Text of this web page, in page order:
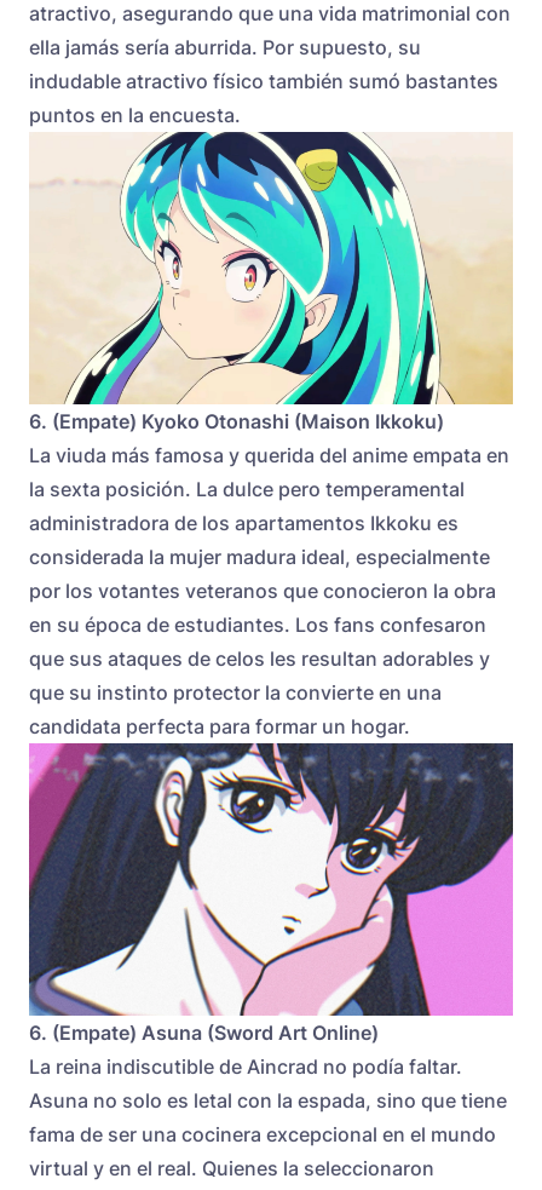
atractivo, asegurando que una vida matrimonial con
ella jamás sería aburrida. Por supuesto, su
indudable atractivo físico también sumó bastantes
puntos en la encuesta.
6. (Empate) Kyoko Otonashi (Maison Ikkoku)
La viuda más famosa y querida del anime empata en
la sexta posición. La dulce pero temperamental
administradora de los apartamentos Ikkoku es
considerada la mujer madura ideal, especialmente
por los votantes veteranos que conocieron la obra
en su época de estudiantes. Los fans confesaron
que sus ataques de celos les resultan adorables y
que su instinto protector la convierte en una
candidata perfecta para formar un hogar.
6. (Empate) Asuna (Sword Art Online)
La reina indiscutible de Aincrad no podía faltar.
Asuna no solo es letal con la espada, sino que tiene
fama de ser una cocinera excepcional en el mundo
virtual y en el real. Quienes la seleccionaron